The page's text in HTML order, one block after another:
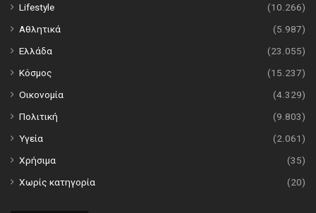
Lifestyle
(10.266)
Αθλητικά
(5.987)
Ελλάδα
(23.055)
Κόσμος
(15.237)
Οικονομία
(4.329)
Πολιτική
(9.803)
Υγεία
(2.061)
Χρήσιμα
(35)
Χωρίς κατηγορία
(20)